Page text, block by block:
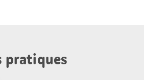
pratiques